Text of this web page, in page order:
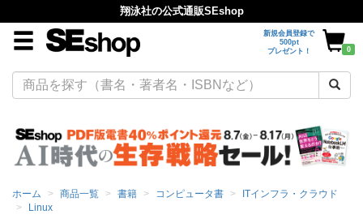
翔泳社の公式通販SEshop
新規会員登録で
500pt
プレゼント！
0
ホーム 商品一覧 書籍 コンピュータ書
ITインフラ・クラウド
Linux